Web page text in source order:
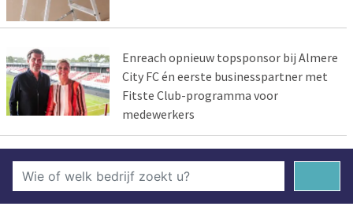
Enreach opnieuw topsponsor bij Almere
City FC én eerste businesspartner met
Fitste Club-programma voor
medewerkers